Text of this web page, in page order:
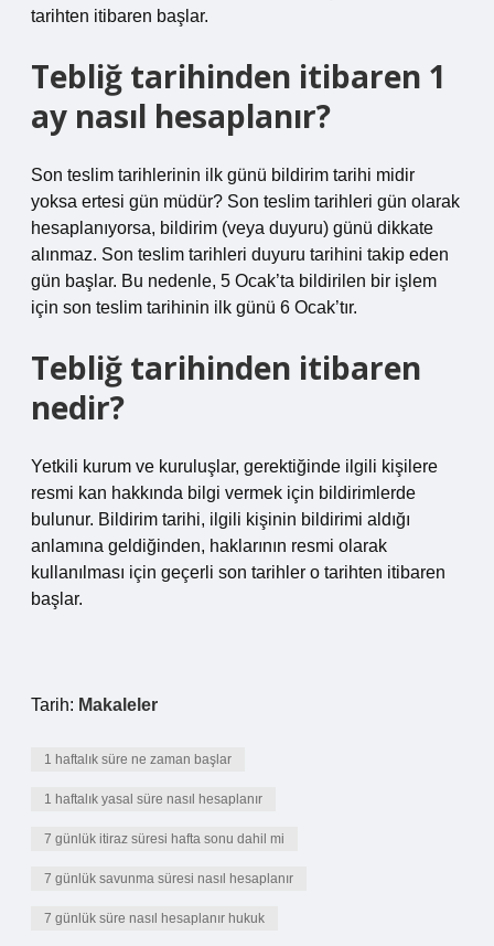
tarihten itibaren başlar.
Tebliğ tarihinden itibaren 1
ay nasıl hesaplanır?
Son teslim tarihlerinin ilk günü bildirim tarihi midir
yoksa ertesi gün müdür? Son teslim tarihleri ​​gün olarak
hesaplanıyorsa, bildirim (veya duyuru) günü dikkate
alınmaz. Son teslim tarihleri ​​duyuru tarihini takip eden
gün başlar. Bu nedenle, 5 Ocak’ta bildirilen bir işlem
için son teslim tarihinin ilk günü 6 Ocak’tır.
Tebliğ tarihinden itibaren
nedir?
Yetkili kurum ve kuruluşlar, gerektiğinde ilgili kişilere
resmi kan hakkında bilgi vermek için bildirimlerde
bulunur. Bildirim tarihi, ilgili kişinin bildirimi aldığı
anlamına geldiğinden, haklarının resmi olarak
kullanılması için geçerli son tarihler o tarihten itibaren
başlar.
Tarih: Makaleler
1 haftalık süre ne zaman başlar
1 haftalık yasal süre nasıl hesaplanır
7 günlük itiraz süresi hafta sonu dahil mi
7 günlük savunma süresi nasıl hesaplanır
7 günlük süre nasıl hesaplanır hukuk